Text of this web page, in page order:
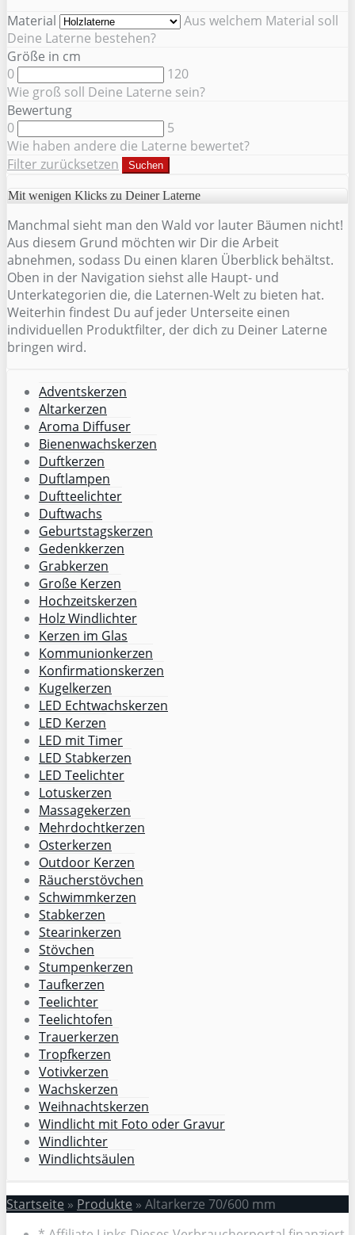
Material
Aus welchem Material soll
Deine Laterne bestehen?
Größe in cm
0
120
Wie groß soll Deine Laterne sein?
Bewertung
0
5
Wie haben andere die Laterne bewertet?
Filter zurücksetzen
Suchen
Mit wenigen Klicks zu Deiner Laterne
Manchmal sieht man den Wald vor lauter Bäumen nicht!
Aus diesem Grund möchten wir Dir die Arbeit
abnehmen, sodass Du einen klaren Überblick behältst.
Oben in der Navigation siehst alle Haupt- und
Unterkategorien die, die Laternen-Welt zu bieten hat.
Weiterhin findest Du auf jeder Unterseite einen
individuellen Produktfilter, der dich zu Deiner Laterne
bringen wird.
Adventskerzen
Altarkerzen
Aroma Diffuser
Bienenwachskerzen
Duftkerzen
Duftlampen
Duftteelichter
Duftwachs
Geburtstagskerzen
Gedenkkerzen
Grabkerzen
Große Kerzen
Hochzeitskerzen
Holz Windlichter
Kerzen im Glas
Kommunionkerzen
Konfirmationskerzen
Kugelkerzen
LED Echtwachskerzen
LED Kerzen
LED mit Timer
LED Stabkerzen
LED Teelichter
Lotuskerzen
Massagekerzen
Mehrdochtkerzen
Osterkerzen
Outdoor Kerzen
Räucherstövchen
Schwimmkerzen
Stabkerzen
Stearinkerzen
Stövchen
Stumpenkerzen
Taufkerzen
Teelichter
Teelichtofen
Trauerkerzen
Tropfkerzen
Votivkerzen
Wachskerzen
Weihnachtskerzen
Windlicht mit Foto oder Gravur
Windlichter
Windlichtsäulen
Startseite » Produkte » Altarkerze 70/600 mm